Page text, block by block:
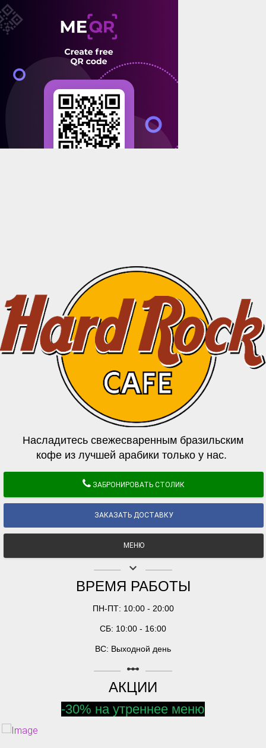
Насладитесь свежесваренным бразильским
кофе из лучшей арабики только у нас.
ЗАБРОНИРОВАТЬ СТОЛИК
ЗАКАЗАТЬ ДОСТАВКУ
МЕНЮ
keyboard_arrow_down
ВРЕМЯ РАБОТЫ
ПН-ПТ: 10:00 - 20:00
СБ: 10:00 - 16:00
ВС: Выходной день
linear_scale
АКЦИИ
-30% на утреннее меню